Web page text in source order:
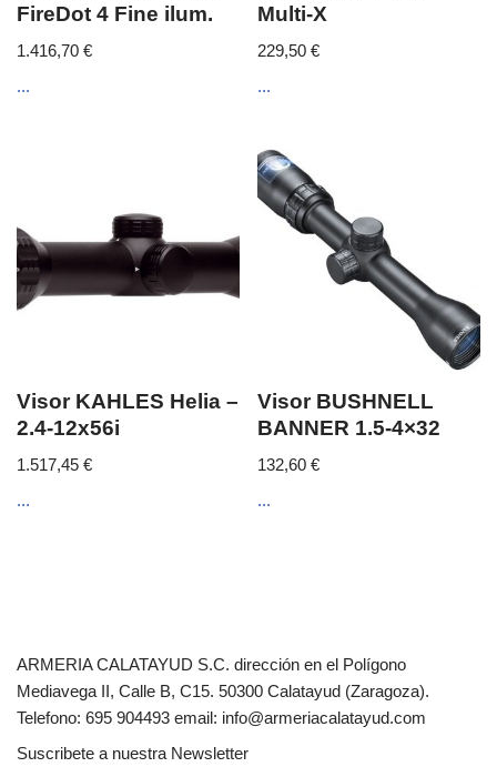
FireDot 4 Fine ilum.
1.416,70 €
...
Multi-X
229,50€
...
Visor KAHLES Helia –
2.4-12x56i
1.517,45 €
...
Visor BUSHNELL
BANNER 1.5-4×32
132,60€
...
ARMERIA CALATAYUD S.C. dirección en el Polígono
Mediavega II, Calle B, C15. 50300 Calatayud (Zaragoza).
Telefono: 695 904493 email: info@armeriacalatayud.com
Suscribete a nuestra Newsletter